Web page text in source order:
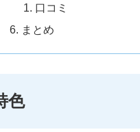
口コミ
まとめ
色